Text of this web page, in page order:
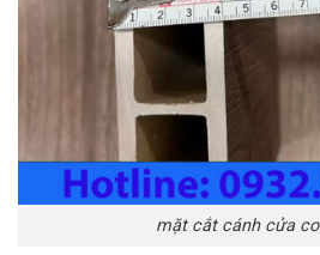
mặt cắt cánh cửa